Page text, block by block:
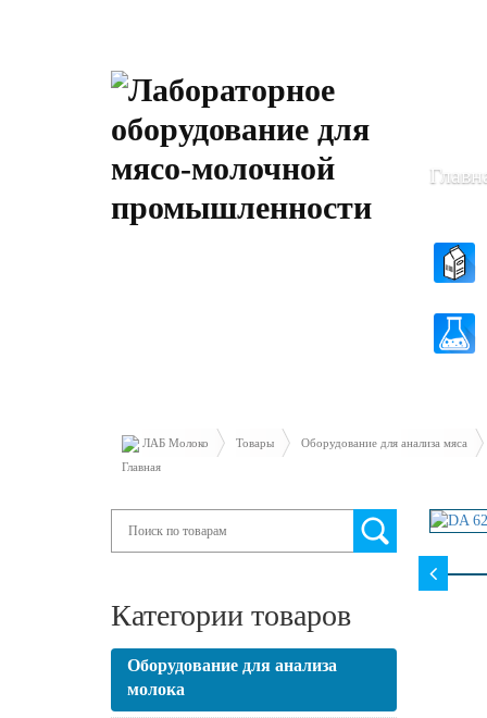
ЛАБ Молоко Товары Оборудование для анализа мяса
Категории товаров
Оборудование для анализа
молока